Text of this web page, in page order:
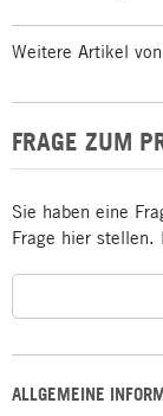
ALLGEMEINE
Weitere Artikel von
FRAGE ZUM
Sie haben eine
Frage hier stellen.